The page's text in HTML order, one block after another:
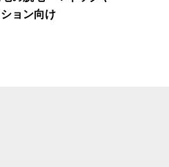
ョン向け